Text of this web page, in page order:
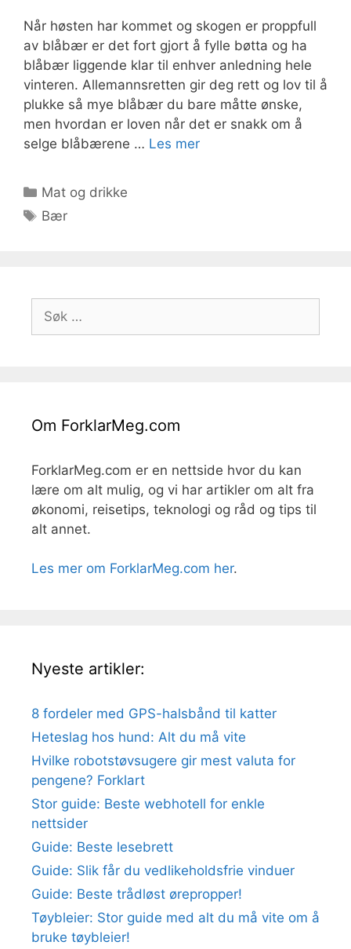
Når høsten har kommet og skogen er proppfull
av blåbær er det fort gjort å fylle bøtta og ha
blåbær liggende klar til enhver anledning hele
vinteren. Allemannsretten gir deg rett og lov til å
plukke så mye blåbær du bare måtte ønske,
men hvordan er loven når det er snakk om å
selge blåbærene … Les mer
Kategorier
Mat og drikke
Stikkord
Bær
etter:
Om ForklarMeg.com
ForklarMeg.com er en nettside hvor du kan
lære om alt mulig, og vi har artikler om alt fra
økonomi, reisetips, teknologi og råd og tips til
alt annet.
Les mer om ForklarMeg.com her.
Nyeste artikler:
8 fordeler med GPS-halsbånd til katter
Heteslag hos hund: Alt du må vite
Hvilke robotstøvsugere gir mest valuta for
pengene? Forklart
Stor guide: Beste webhotell for enkle
nettsider
Guide: Beste lesebrett
Guide: Slik får du vedlikeholdsfrie vinduer
Guide: Beste trådløst ørepropper!
Tøybleier: Stor guide med alt du må vite om å
bruke tøybleier!